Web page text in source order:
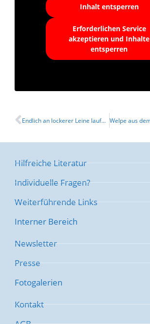
Inhalt entsperren
Erforderlichen Service
akzeptieren und Inhalte
entsperren
Endlich an lockerer Leine laufen durch ttouch-n-click
Hilfreiche Literatur
Individuelle Fragen?
Weiterführende Links
Interner Bereich
Newsletter
Presse
Fotogalerien
Kontakt